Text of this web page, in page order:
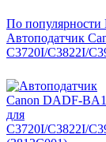
По популярности
Автоподатчик
C3720I/C3822I/